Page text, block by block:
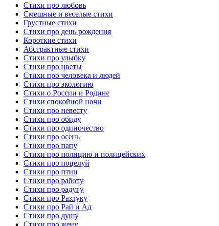
Стихи про любовь
Смешные и веселые стихи
Грустные стихи
Стихи про день рождения
Короткие стихи
Абстрактные стихи
Стихи про улыбку
Стихи про цветы
Стихи про человека и людей
Стихи про экологию
Стихи о России и Родине
Стихи спокойной ночи
Стихи про невесту
Стихи про обиду
Стихи про одиночество
Стихи про осень
Стихи про папу
Стихи про полицию и полицейских
Стихи про поцелуй
Стихи про птиц
Стихи про работу
Стихи про радугу
Стихи про Разлуку
Стихи про Рай и Ад
Стихи про душу
Стихи про жену